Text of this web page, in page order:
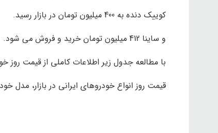
کوییک دنده به 400 میلیون تومان در بازار رسید.
و ساینا 412 میلیون تومان خرید و فروش می شود.
با مطالعه جدول زیر اطلاعات کاملی از قیمت روز
قیمت روز انواع خودروهای ایرانی در بازار،